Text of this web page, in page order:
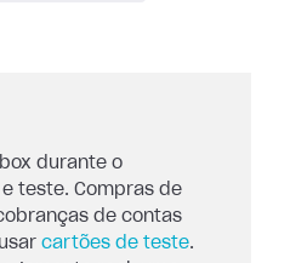
durante o
teste. Compras de
de contas
cartões de teste.